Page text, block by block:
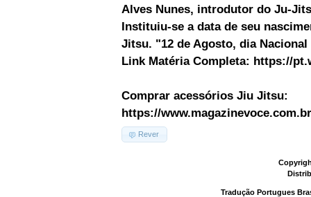
Alves Nunes, introdutor do Ju-
Instituiu-se a data de seu
Jitsu. "12 de Agosto, dia
Link Matéria Completa: https://
Comprar acessórios Jiu Jitsu:
https://
Rever
Tradução Portugues